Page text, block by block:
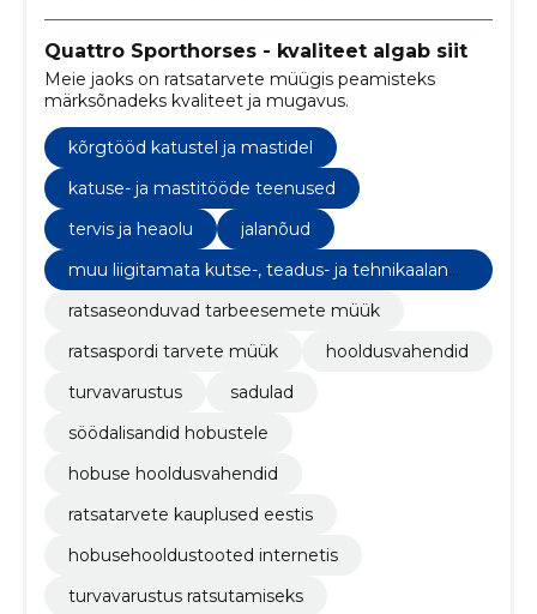
Quattro Sporthorses - kvaliteet algab siit
Meie jaoks on ratsatarvete müügis peamisteks
märksõnadeks kvaliteet ja mugavus.
kõrgtööd katustel ja mastidel
katuse- ja mastitööde teenused
tervis ja heaolu
jalanõud
muu liigitamata kutse-, teadus- ja tehnikaalane
tegevus
ratsaseonduvad tarbeesemete müük
ratsaspordi tarvete müük
hooldusvahendid
turvavarustus
sadulad
söödalisandid hobustele
hobuse hooldusvahendid
ratsatarvete kauplused eestis
hobusehooldustooted internetis
turvavarustus ratsutamiseks